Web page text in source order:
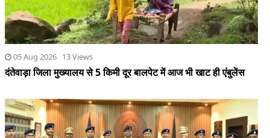
05 Aug 2026 13 Views
दंतेवाड़ा जिला मुख्यालय से 5 किमी दूर बालपेट में आज भी खाट ही एंबुलेंस